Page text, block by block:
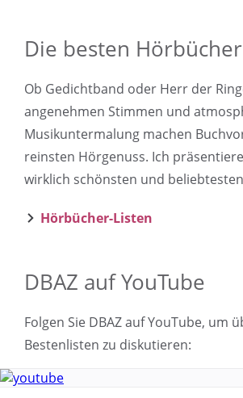
Die besten Hörbücher
Ob Gedichtband oder Herr der
angenehmen Stimmen und
Musikuntermalung machen
reinsten Hörgenuss. Ich
wirklich schönsten und
Hörbücher-Listen
DBAZ auf YouTube
Folgen Sie DBAZ auf YouTube, um
Bestenlisten zu diskutieren: